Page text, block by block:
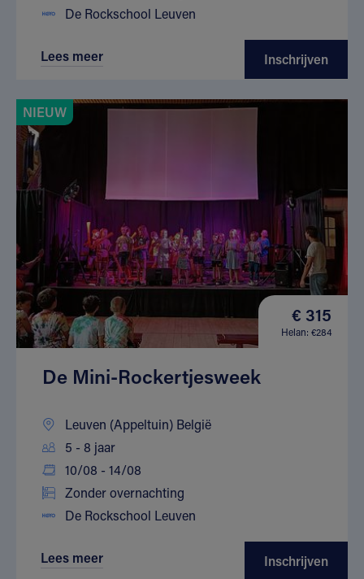
De Rockschool Leuven
Lees meer Inschrijven
NIEUW
€ 315
Helan: €284
De Mini-Rockertjesweek
Leuven (Appeltuin) België
5 - 8 jaar
10/08 - 14/08
Zonder overnachting
De Rockschool Leuven
Lees meer Inschrijven